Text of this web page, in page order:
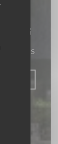
PARIS